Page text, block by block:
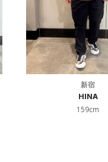
新宿
HINA
159cm